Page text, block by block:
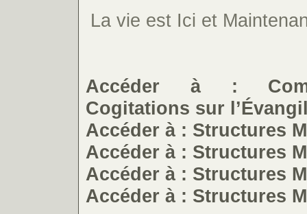
La vie est Ici et
Accéder à :
Cogitations sur
Accéder à : Structures
Accéder à : Structures
Accéder à : Structures
Accéder à : Structures